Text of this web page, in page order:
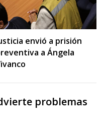
envió a prisión
a Ángela
problemas